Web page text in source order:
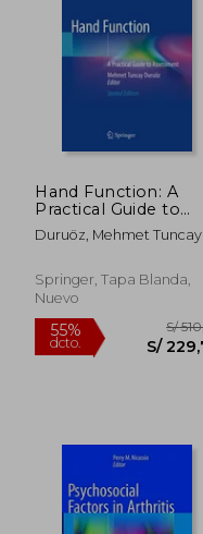
dcto.
Hand Function: A
Practical Guide to
Assessment (en
Inglés)
Duruöz, Mehmet Tuncay
Springer, Tapa Blanda,
Nuevo